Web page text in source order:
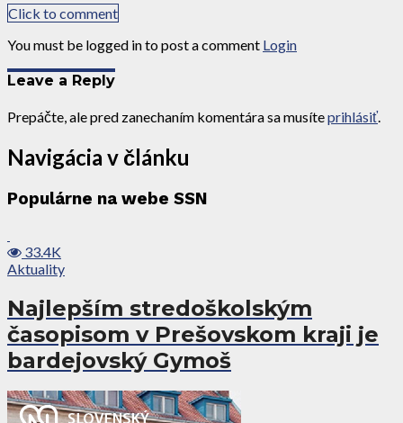
Click to comment
You must be logged in to post a comment Login
Leave a Reply
Prepáčte, ale pred zanechaním komentára sa musíteprihlásiť.
Navigácia v článku
Populárne na webe SSN
33.4K
Aktuality
Najlepším stredoškolským
časopisom v Prešovskom kraji je
bardejovský Gymoš